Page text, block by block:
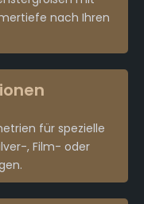
nach Ihren
für spezielle
, Film- oder